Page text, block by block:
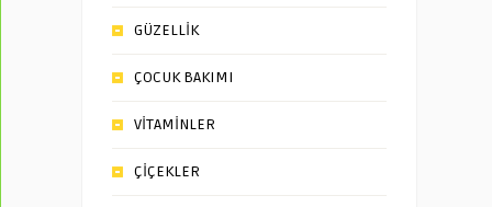
GÜZELLİK
ÇOCUK BAKIMI
VİTAMİNLER
ÇİÇEKLER